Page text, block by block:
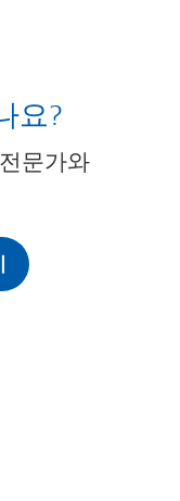
요?
문가와